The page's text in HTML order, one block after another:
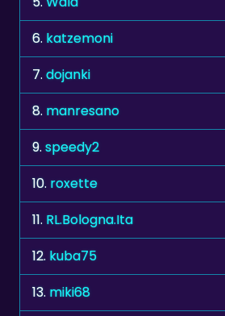
7. dojanki
8. manresano
9. speedy2
10.roxette
11. RL.Bologna.Ita
12.kuba75
13. miki68
14.KathyKitty44